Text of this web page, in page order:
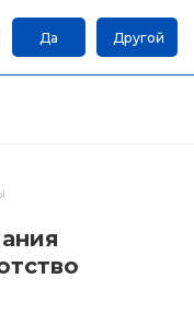
Да Другой